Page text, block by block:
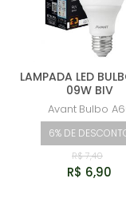
LAMPADA LED
09W BIV
Avant Bulbo
6% DE
R$ 7,40
R$ 6,90